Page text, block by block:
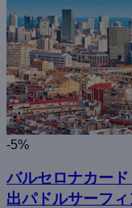
-5%
バルセロナカー
出パドルサーフィ